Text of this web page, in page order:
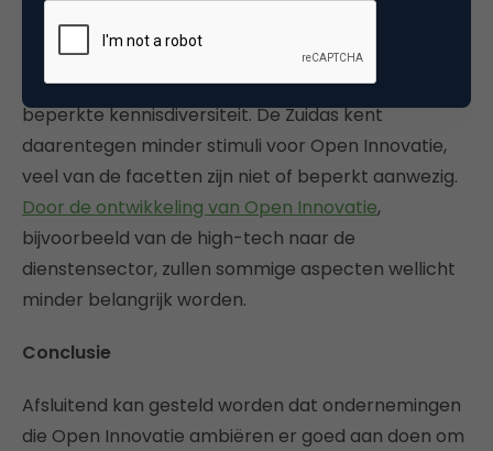
bijvoorbeeld Brainport aan veel voorwaarden
voldoet. Zwakke punten zijn de centralisatie van het
netwerk rondom enkele grote spelers en de
beperkte kennisdiversiteit. De Zuidas kent
daarentegen minder stimuli voor Open Innovatie,
veel van de facetten zijn niet of beperkt aanwezig.
Door de ontwikkeling van Open Innovatie,
bijvoorbeeld van de high-tech naar de
dienstensector, zullen sommige aspecten wellicht
minder belangrijk worden.
Conclusie
Afsluitend kan gesteld worden dat ondernemingen
die Open Innovatie ambiëren er goed aan doen om